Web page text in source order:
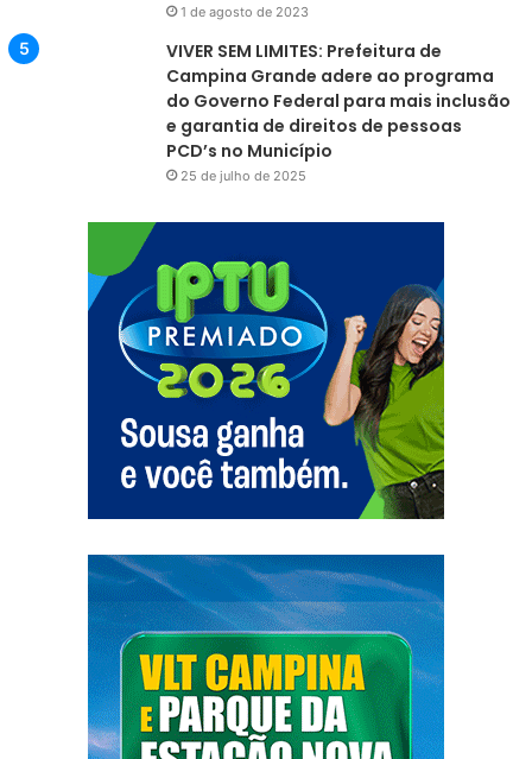
1 de agosto de 2023
VIVER SEM LIMITES: Prefeitura de
Campina Grande adere ao programa
do Governo Federal para mais inclusão
e garantia de direitos de pessoas
PCD’s no Município
25 de julho de 2025